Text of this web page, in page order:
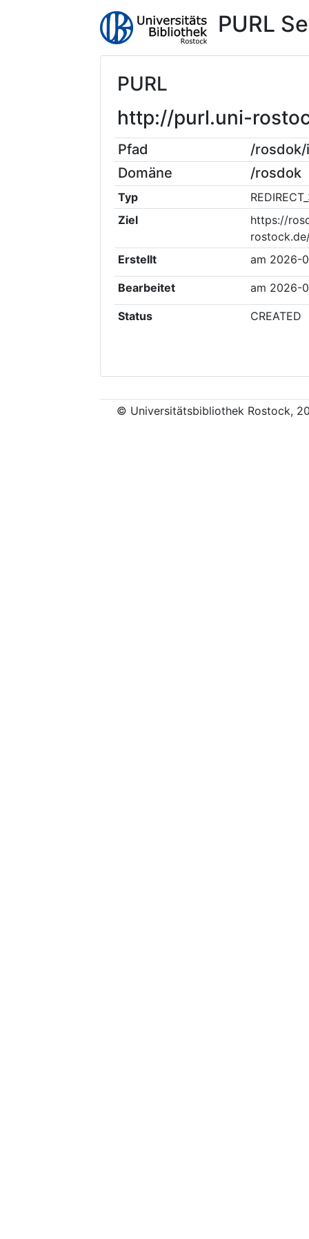
PURL
PURL
http://purl.uni-
Pfad
/
Domäne
/rosdok
Typ
Ziel
https://
Erstellt
am 2026-
Bearbeitet am 2026-
Status CREATED
© Universitätsbibliothek Rostock,